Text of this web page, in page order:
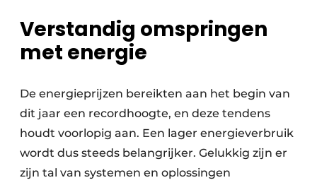
Verstandig omspringen
met energie
De energieprijzen bereikten aan het begin van
dit jaar een recordhoogte, en deze tendens
houdt voorlopig aan. Een lager energieverbruik
wordt dus steeds belangrijker. Gelukkig zijn er
zijn tal van systemen en oplossingen